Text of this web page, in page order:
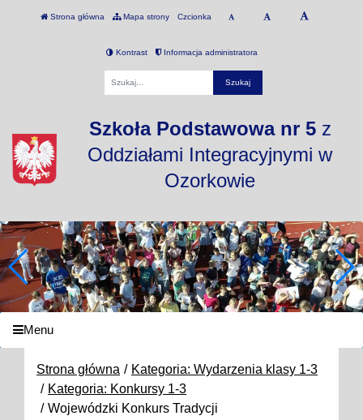
Strona główna Mapa strony Czcionka
Kontrast Informacja administratora
Szkoła Podstawowa nr 5z
Oddziałami Integracyjnymi w
Ozorkowie
Menu
Strona główna
Kategoria: Wydarzenia klasy 1-3
Kategoria: Konkursy 1-3
Wojewódzki Konkurs Tradycji